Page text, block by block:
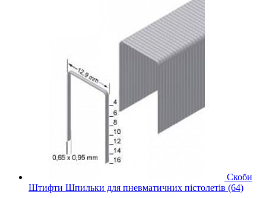
Скоби
Штифти Шпильки для пневматичних пістолетів (64)